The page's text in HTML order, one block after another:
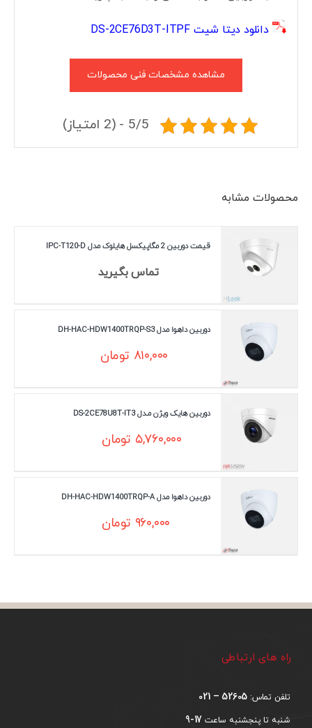
دانلود دیتا شیت DS-2CE76D3T-ITPF
مشاهده مشخصات فنی محصولات
5/5 - (2 امتیاز)
محصولات مشابه
قیمت دوربین 2 مگاپیکسل هایلوک مدل IPC-T120-D
تماس بگیرید
دوربین داهوا مدل DH-HAC-HDW1400TRQP-S3
۸۱۰,۰۰۰ تومان
دوربین هایک ویژن مـدل DS-2CE78U8T-IT3
۵,۷۶۰,۰۰۰ تومان
دوربین داهوا مدل DH-HAC-HDW1400TRQP-A
۹۶۰,۰۰۰ تومان
راه های ارتباطی
تلفن تماس: 52605 – 021
شنبه تا پنجشنبه ساعت 17-9